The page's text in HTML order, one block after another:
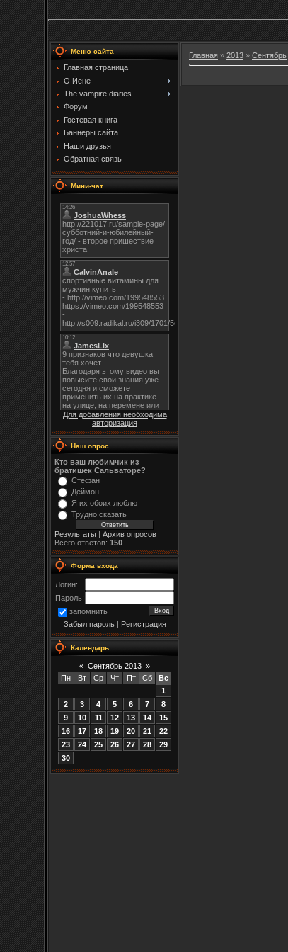
Меню сайта
Главная страница
О Йене
The vampire diaries
Форум
Гостевая книга
Баннеры сайта
Наши друзья
Обратная связь
Мини-чат
Для добавления необходима
авторизация
Наш опрос
Кто ваш любимчик из
братишек Сальваторе?
Стефан
Деймон
Я их обоих люблю
Трудно сказать
Результаты
Архив опросов
Всего ответов: 150
Форма входа
Логин:
Пароль:
запомнить
Забыл пароль| Регистрация
Календарь
« Сентябрь 2013 »
Пн
Вт Ср Чт Пт Сб
Вс
1
2
3 4 5 6 7
8
9
10 11 12 13 14
15
16
17 18 19 20 21
22
23
24 25 26 27 28
29
30
Главная » 2013 » Сентябрь